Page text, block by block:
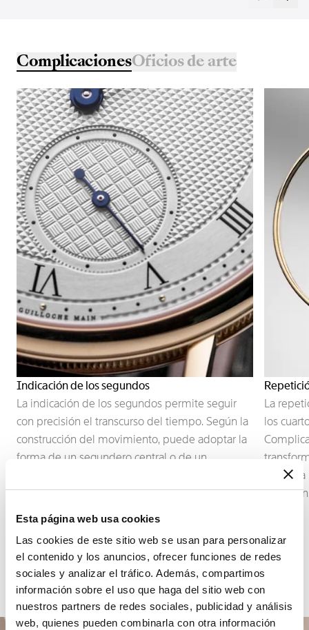
Esta página web usa cookies
Las cookies de este sitio web se usan para personalizar
el contenido y los anuncios, ofrecer funciones de redes
sociales y analizar el tráfico. Además, compartimos
información sobre el uso que haga del sitio web con
nuestros partners de redes sociales, publicidad y análisis
web, quienes pueden combinarla con otra información
ComplicacionesOficios de arte
Indicación de los segundos
La indicación de los segundos permite seguir
con precisión el transcurso del tiempo. Según la
construcción del movimiento, puede adoptar la
forma de un segundero central o de un
la arquitectura de la esfera.
La
los
gracias